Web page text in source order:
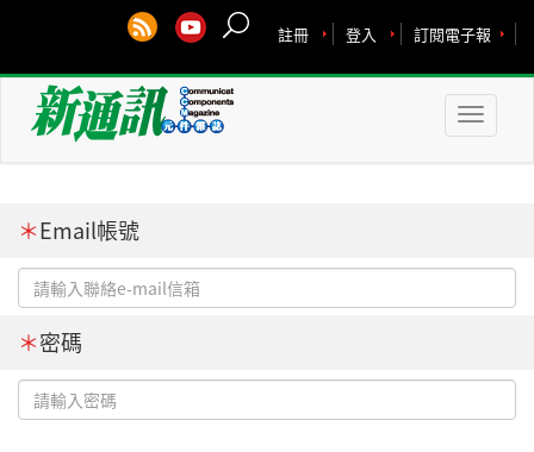
訂閱電子報
登入
註冊
Toggle
＊Email帳號
＊密碼